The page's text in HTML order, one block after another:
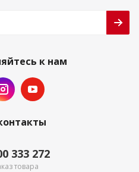
к нам
333 272
товара